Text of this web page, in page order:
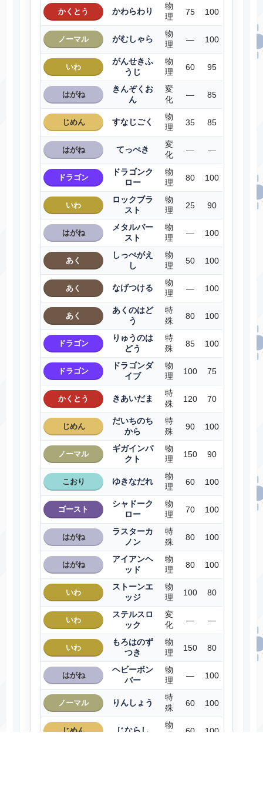
かくとう かわらわり
物
理
75 100
ノーマル がむしゃら
物
理
― 100
いわ
がんせきふ
うじ
物
理
60 95
はがね
きんぞくお
ん
変
化
― 85
じめん すなじごく
物
理
35 85
はがね てっぺき
変
化
― ―
ドラゴン
ドラゴンク
ロー
物
理
80 100
いわ
ロックブラ
スト
物
理
25 90
はがね
メタルバー
スト
物
理
― 100
あく
しっぺがえ
し
物
理
50 100
あく なげつける
物
理
― 100
あく
あくのはど
う
特
殊
80 100
ドラゴン
りゅうのは
どう
特
殊
85 100
ドラゴン
ドラゴンダ
イブ
物
理
100 75
かくとう きあいだま
特
殊
120 70
じめん
だいちのち
から
特
殊
90 100
ノーマル
ギガインパ
クト
物
理
150 90
こおり ゆきなだれ
物
理
60 100
ゴースト
シャドーク
ロー
物
理
70 100
はがね
ラスターカ
ノン
特
殊
80 100
はがね
アイアンヘ
ッド
物
理
80 100
いわ
ストーンエ
ッジ
物
理
100 80
いわ
ステルスロ
ック
変
化
― ―
いわ
もろはのず
つき
物
理
150 80
はがね
ヘビーボン
バー
物
理
― 100
ノーマル りんしょう
特
殊
60 100
じめん じならし
物
60 100